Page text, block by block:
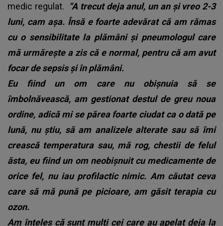
medic regulat.
“A trecut deja anul, un an și vreo 2-3
luni, cam așa. Însă e foarte adevărat că am rămas
cu o sensibilitate la plămâni și pneumologul care
mă urmărește a zis că e normal, pentru că am avut
focar de sepsis și în plămâni.
Eu fiind un om care nu obișnuia să se
îmbolnăvească, am gestionat destul de greu noua
ordine, adică mi se părea foarte ciudat ca o dată pe
lună, nu știu, să am analizele alterate sau să îmi
crească temperatura sau, mă rog, chestii de felul
ăsta, eu fiind un om neobișnuit cu medicamente de
orice fel, nu iau profilactic nimic. Am căutat ceva
care să mă pună pe picioare, am găsit terapia cu
ozon.
Am înțeles că sunt mulți cei care au apelat deja la